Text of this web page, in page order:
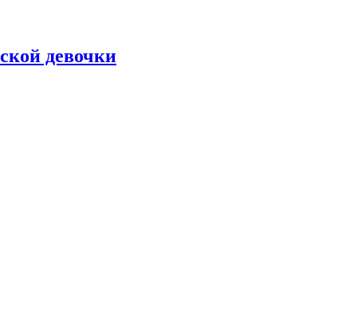
девочки